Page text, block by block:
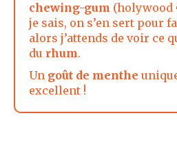
chewing-gum (holywood
je sais, on s’en sert pour
alors j’attends de voir ce
du rhum.
Un goût de menthe
excellent !